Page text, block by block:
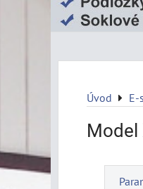
Úvod E-
Model